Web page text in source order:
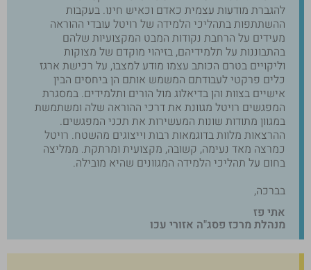
להגברת מודעות עצמית כאדם וכאיש חינו. בעקבות
ההשתתפות בתהליכי הלמידה של רויטל עובדי ההוראה
מעידים על הרחבת נקודות המבט המקצועיות שלהם
בהתבוננות על תלמידיהם, בזיהוי מוקדם של מצוקות
וליקויים בטרם הכותב עצמו מודע למצבו, על רכישת ארגז
כלים פרקטי לעבודתם המשמש אותם הן ביחסים הבין
אישיים בצוות והן בדיאלוג מול הורים ותלמידים. במסגרת
המפגשים רויטל מגוונת את דרכי ההוראה שלה ומשתמשת
במגוון מתודות שונות המעשירות את תכני המפגשים.
ההרצאות מלוות בדוגמאות רבות וייצוגים מהשטח. רויטל
כמרצה מאד נעימה, קשובה, מקצועית ומרתקת. ממליצה
בחום על תהליכי הלמידה המגוונים שהיא מובילה.
בברכה,
אתי פז
מנהלת מרכז פסג"ה אזורי עכו